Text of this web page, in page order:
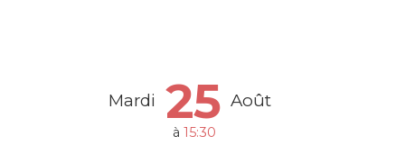
Mardi 25 Août
à 15:30